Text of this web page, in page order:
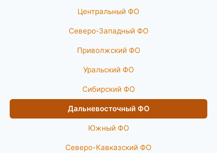
Центральный ФО
Северо-Западный ФО
Приволжский ФО
Уральский ФО
Сибирский ФО
Дальневосточный ФО
Южный ФО
Северо-Кавказский ФО